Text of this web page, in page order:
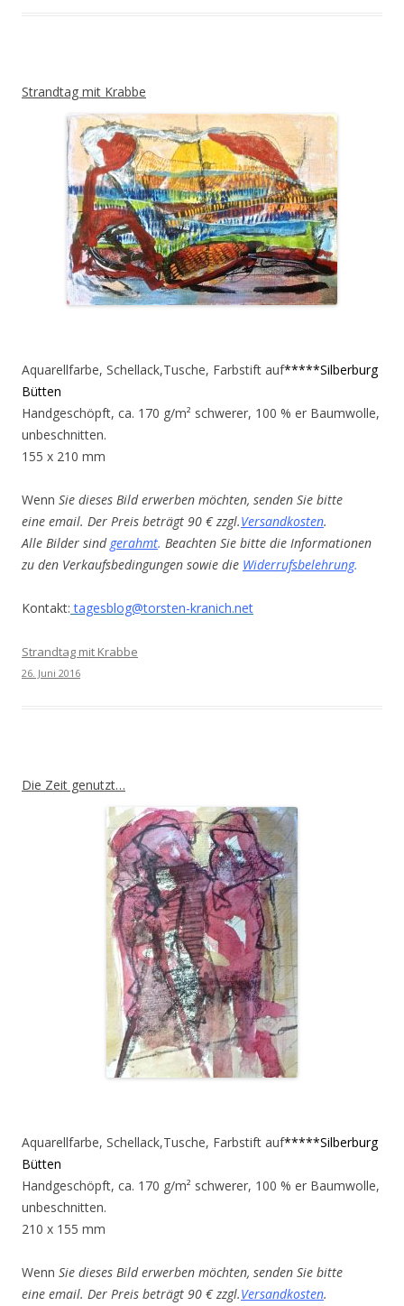
Strandtag mit Krabbe
Aquarellfarbe, Schellack,Tusche, Farbstift auf*****Silberburg
Bütten
Handgeschöpft, ca. 170 g/m² schwerer, 100 % er Baumwolle,
unbeschnitten.
155 x 210 mm
Wenn Sie dieses Bild erwerben möchten, senden Sie bitte
eine email. Der Preis beträgt 90 € zzgl.Versandkosten.
Alle Bilder sind gerahmt. Beachten Sie bitte die Informationen
zu den Verkaufsbedingungen sowie die Widerrufsbelehrung.
Kontakt: tagesblog@torsten-kranich.net
Strandtag mit Krabbe
26. Juni 2016
Die Zeit genutzt…
Aquarellfarbe, Schellack,Tusche, Farbstift auf*****Silberburg
Bütten
Handgeschöpft, ca. 170 g/m² schwerer, 100 % er Baumwolle,
unbeschnitten.
210 x 155 mm
Wenn Sie dieses Bild erwerben möchten, senden Sie bitte
eine email. Der Preis beträgt 90 € zzgl.Versandkosten.